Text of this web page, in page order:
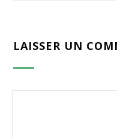
LAISSER UN